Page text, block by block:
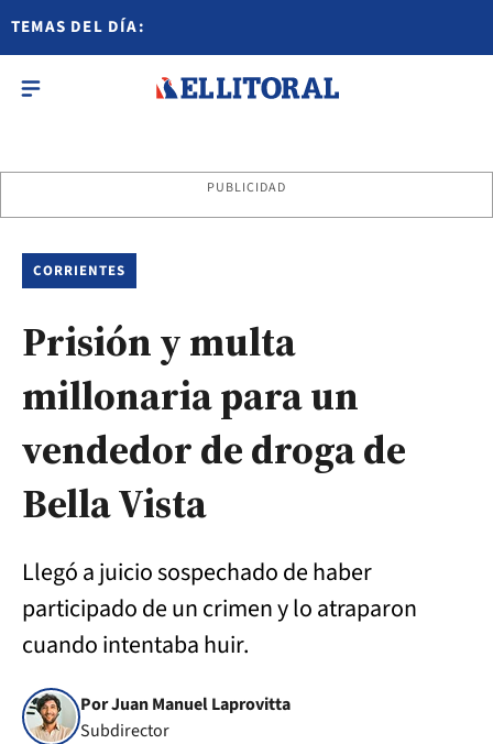
TEMAS DEL DÍA:
PUBLICIDAD
CORRIENTES
Prisión y multa
millonaria para un
vendedor de droga de
Bella Vista
Llegó a juicio sospechado de haber
participado de un crimen y lo atraparon
cuando intentaba huir.
Por Juan Manuel Laprovitta
Subdirector